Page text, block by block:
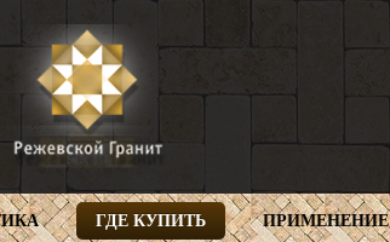
ГДЕ КУПИТЬ ПРИМЕНЕНИЕ